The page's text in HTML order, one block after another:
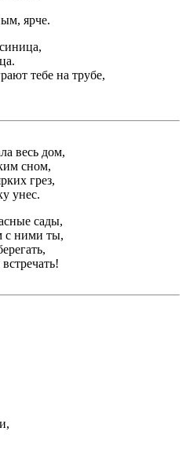
ярче.
тебе на трубе,
весь дом,
сном,
грез,
унес.
сады,
с ними ты,